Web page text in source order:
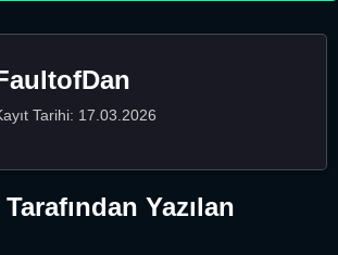
Tarihi: 17.03.2026
Yazılan